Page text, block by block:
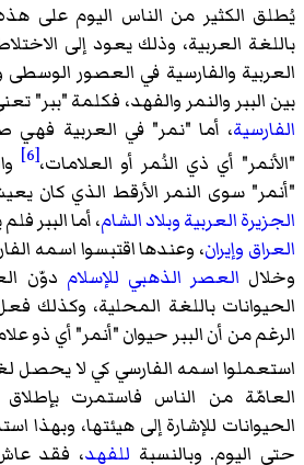
يُطلق الكثير من الناس اليوم على
باللغة العربية، وذلك يعود إلى
العربية والفارسية في العصور
بين الببر والنمر والفهد، فكلمة "ببر"
الفارسية، أما "نمر" في العربية فهي
"الأنمر" أي ذي النُمر أو العلامات،[6]
"أنمر" سوى النمر الأرقط الذي كان
الجزيرة العربيةوبلاد الشام، أما الببر
العراق وإيران، وعندها اقتبسوا اسمه
وخلال العصر الذهبي للإسلام دوّن
الحيوانات باللغة المحلية، وكذلك
الرغم من أن الببر حيوان "أنمر" أي ذو
استعملوا اسمه الفارسي كي لا يحصل
العامّة من الناس فاستمرت
الحيوانات للإشارة إلى هيئتها، وبهذا
حتى اليوم. وبالنسبة للفهد، فقد